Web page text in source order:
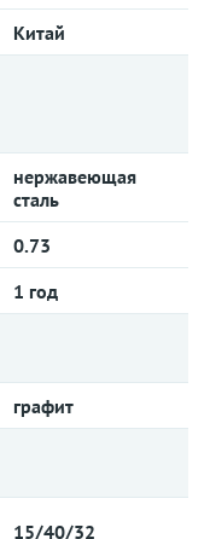
Китай
нержавеющая
сталь
0.73
1 год
графит
15/40/32